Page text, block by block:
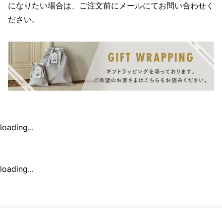
になりたい場合は、ご注文前にメールにてお問い合わせく
ださい。
loading...
loading...